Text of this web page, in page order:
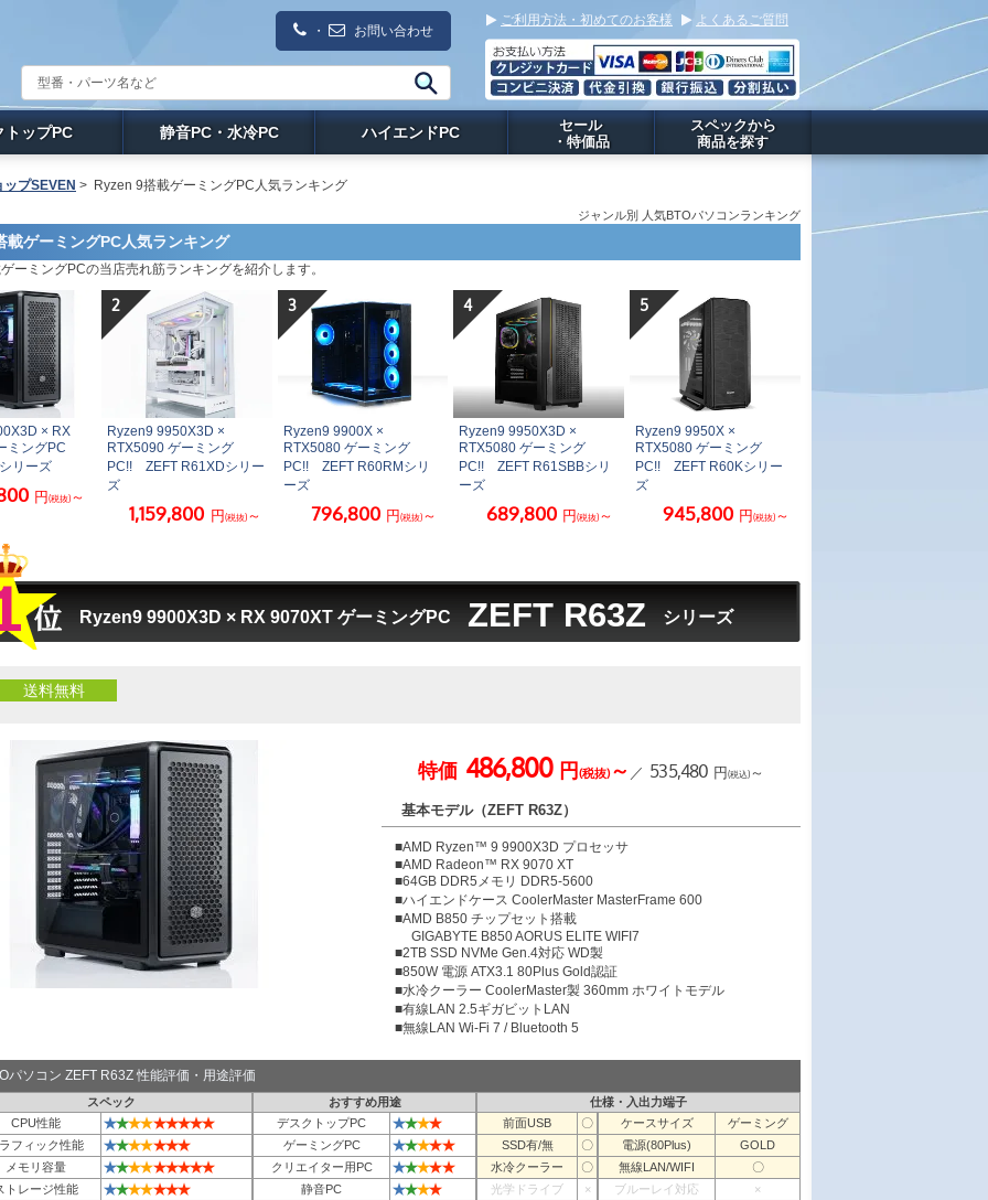
・ お問い合わせ
ご利用方法・初めてのお客様 よくあるご質問
トップPC 静音PC・水冷PC ハイエンドPC
セール
・特価品
スペックから
商品を探す
プSEVEN > Ryzen 9搭載ゲーミングPC人気ランキング
ジャンル別 人気BTOパソコンランキング
載ゲーミングPC人気ランキング
ーミングPCの当店売れ筋ランキングを紹介します。
× RX
ミングPC
リーズ
円(税抜)～
Ryzen9 9950X3D ×
RTX5090 ゲーミング
PC!! ZEFT R61XDシリー
ズ
1,159,800 円(税抜)～
Ryzen9 9900X ×
RTX5080 ゲーミング
PC!! ZEFT R60RMシリ
ーズ
796,800 円(税抜) ～
Ryzen9 9950X3D ×
RTX5080 ゲーミング
PC!! ZEFT R61SBBシリ
ーズ
689,800 円(税抜) ～
Ryzen9 9950X ×
RTX5080 ゲーミング
PC!! ZEFT R60Kシリー
ズ
945,800 円(税抜)～
Ryzen9 9900X3D × RX 9070XT ゲーミングPC ZEFT R63Z シリーズ
送料無料
特価 486,800 円(税抜)～ ／ 535,480 円(税込) ～
基本モデル（ZEFT R63Z）
■AMD Ryzen™ 9 9900X3D プロセッサ
■AMD Radeon™ RX 9070 XT
■64GB DDR5メモリ DDR5-5600
■ハイエンドケース CoolerMaster MasterFrame 600
■AMD B850 チップセット搭載
GIGABYTE B850 AORUS ELITE WIFI7
■2TB SSD NVMe Gen.4対応 WD製
■850W 電源 ATX3.1 80Plus Gold認証
■水冷クーラー CoolerMaster製 360mm ホワイトモデル
■有線LAN 2.5ギガビットLAN
■無線LAN Wi-Fi 7 / Bluetooth 5
パソコン ZEFT R63Z 性能評価・用途評価
スペック おすすめ用途
仕様・入出力端子
CPU性能
★★★★★★★★★ デスクトップPC ★★★★ 前面USB 〇 ケースサイズ
ゲーミング
フィック性能
★★★★★★★ ゲーミングPC ★★★★★ SSD有/無 〇 電源(80Plus)
GOLD
メモリ容量
★★★★★★★★★ クリエイター用PC ★★★★★ 水冷クーラー 〇 無線LAN/WIFI
〇
トレージ性能
★★★★★★★ 静音PC ★★★★ 光学ドライブ × ブルーレイ対応
×